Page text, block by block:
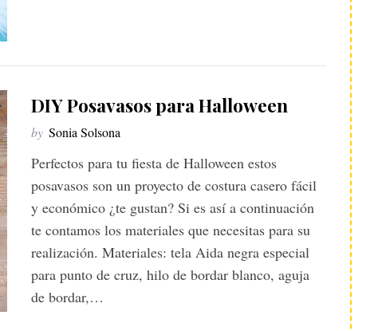
DIY Posavasos para Halloween
by Sonia Solsona
Perfectos para tu fiesta de Halloween estos
posavasos son un proyecto de costura casero fácil
y económico ¿te gustan? Si es así a continuación
te contamos los materiales que necesitas para su
realización. Materiales: tela Aida negra especial
para punto de cruz, hilo de bordar blanco, aguja
de bordar,…